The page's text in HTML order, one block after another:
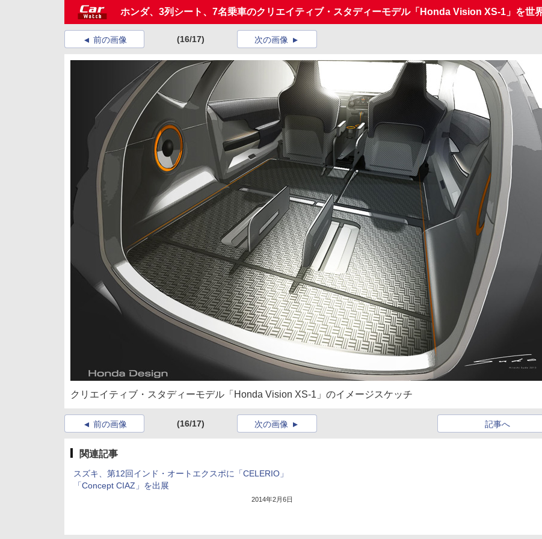
ホンダ、3列シート、7名乗車のクリエイティブ・スタディーモデル「Honda Vision XS‐1」を世
前の画像 (16/17) 次の画像
クリエイティブ・スタディーモデル「Honda Vision XS‐1」のイメージスケッチ
前の画像 (16/17) 記事へ
次の画像
関連記事
スズキ、第12回インド・オートエクスポに「CELERIO」
「Concept CIAZ」を出展
2014年2月6日